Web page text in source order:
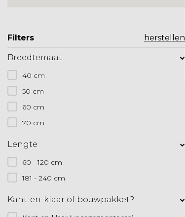
Filters herstellen
Breedtemaat
40 cm
50 cm
60 cm
70 cm
Lengte
60 - 120 cm
181 - 240 cm
Kant-en-klaar of bouwpakket?